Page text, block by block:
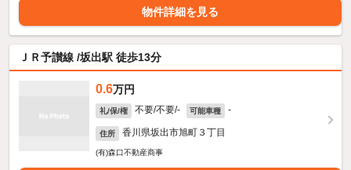
物件詳細を見る
ＪＲ予讃線 /坂出駅 徒歩13分
0.6万円
礼/保/権 不要/不要/- 可能車種 -
住所 香川県坂出市旭町３丁目
(有)森口不動産商事